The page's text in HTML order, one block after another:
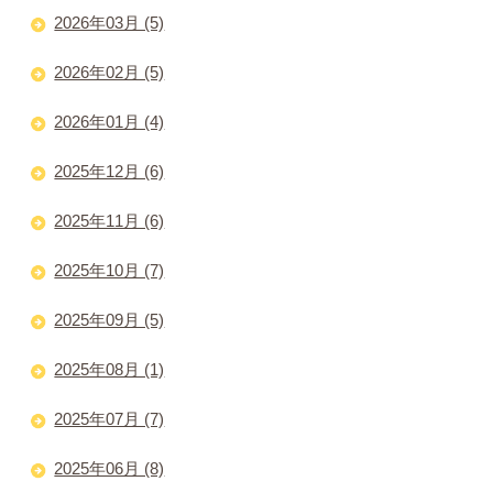
2026年03月 (5)
2026年02月 (5)
2026年01月 (4)
2025年12月 (6)
2025年11月 (6)
2025年10月 (7)
2025年09月 (5)
2025年08月 (1)
2025年07月 (7)
2025年06月 (8)